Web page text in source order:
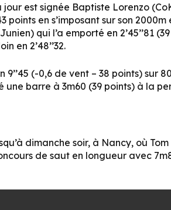
est signée Baptiste Lorenzo
en s’imposant sur son 2000m
qui l’a emporté en 2’45’’81
en 2’48’’32.
(-0,6 de vent – 38 points) sur
barre à 3m60 (39 points) à la
dimanche soir, à Nancy, où Tom
de saut en longueur avec